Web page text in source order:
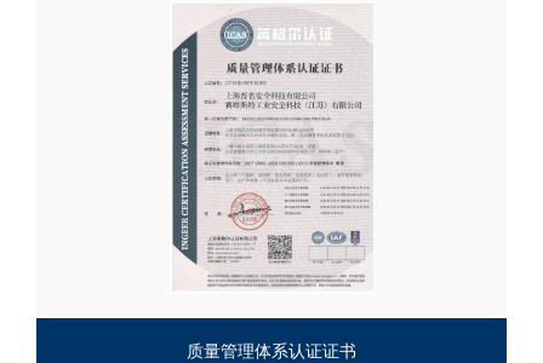
质量管理体系认证证书